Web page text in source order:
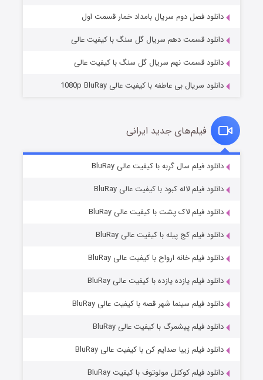
قسمت۲ (زیرنویس) منتشر شد
قسمت۷ (زیرنویس) منتشر شد
دانلود فصل دوم سریال بامداد خمار قسمت اول
دانلود قسمت دهم سریال گل سنگ با کیفیت عالی
دانلود قسمت نهم سریال گل سنگ با کیفیت عالی
دانلود سریال بی عاطفه با کیفیت عالی 1080p BluRay
فیلم‌های جدید ایرانی
دانلود فیلم سال گربه با کیفیت عالی BluRay
دانلود فیلم لاله کبود با کیفیت عالی BluRay
دانلود فیلم لاک پشت با کیفیت عالی BluRay
دانلود فیلم کج‌ پیله با کیفیت عالی BluRay
دانلود فیلم خانه ارواح با کیفیت عالی BluRay
دانلود فیلم یازده یازده با کیفیت عالی BluRay
دانلود فیلم سینما شهر قصه با کیفیت عالی BluRay
دانلود فیلم پیشمرگ با کیفیت عالی BluRay
دانلود فیلم زیبا صدایم کن با کیفیت عالی BluRay
دانلود فیلم کوکتل مولوتوف با کیفیت BluRay